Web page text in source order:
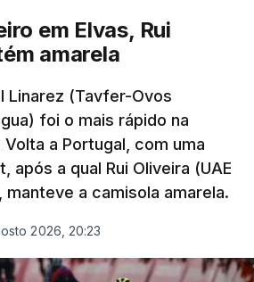
em Elvas, Rui
amarela
Linarez (Tavfer-Ovos
foi o mais rápido na
a Portugal, com uma
após a qual Rui Oliveira (UAE
manteve a camisola amarela.
2026, 20:23